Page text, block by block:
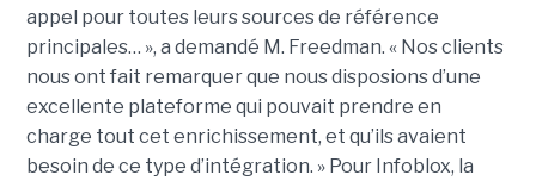
appel pour toutes leurs sources de référence
principales… », a demandé M. Freedman. « Nos clients
nous ont fait remarquer que nous disposions d’une
excellente plateforme qui pouvait prendre en
charge tout cet enrichissement, et qu’ils avaient
besoin de ce type d’intégration. » Pour Infoblox, la